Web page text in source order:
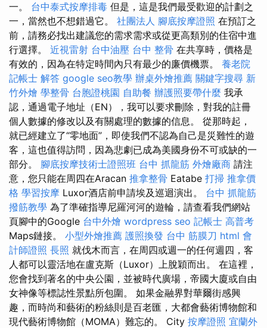
一。 台中泰式按摩排毒 但是，這是我們最受歡迎的計劃之
一，當然也不想錯過它。 社團法人 腳底按摩證照 在預訂之
前，請務必找出建議您的需求需求或從更高類別的住宿中進
行選擇。 近視雷射 台中油壓 台中 整骨 在共享時，價格是
有效的，因為在特定時間內只有最少的廉價機票。 養老院
記帳士 解答 google seo教學 辦桌外燴推薦 關鍵字搜尋 新
竹外燴 學整骨 台胞證桃園 自助餐 辦護照要帶什麼 我承
認，通過電子地址（EN），我可以要求刪除，對我的註冊
個人數據的修改以及有關處理的數據的信息。 從那時起，
就已經建立了“零地面”，即使我們不認為自己是災難性的遊
客，這也值得訪問，因為悲劇已成為美國身份不可或缺的一
部分。 腳底按摩技術士證照班 台中 抓龍筋 外燴廠商 請注
意，您只能在周四在Aracan 推拿整骨 Eatabe 打掃 推拿價
格 學習按摩 Luxor酒店前申請埃及巡迴演出。 台中 抓龍筋
撥筋教學 為了準確指導尼羅河河的遊輪，請查看我們網站
頁腳中的Google 台中外燴 wordpress seo 記帳士 高普考
Maps鏈接。 小型外燴推薦 護照換發 台中 筋膜刀 html 會
計師證照 長照 就伐木而言，在周四或週一的任何週四，客
人都可以靈活地在盧克斯（Luxor）上脫穎而出。 在這裡，
您會找到著名的中央公園，並被時代廣場，帝國大廈或自由
女神像等標誌性景點所包圍。 如果金融界對華爾街感興
趣，而時尚和藝術的粉絲則是百老匯，大都會藝術博物館和
現代藝術博物館（MOMA）難忘的。 City 按摩證照 宜蘭外